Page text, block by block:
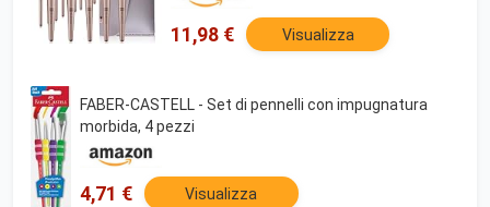
Regalo per Ragazze Donne Compleanno
San Valentino
11,98 € Visualizza
FABER-CASTELL - Set di pennelli con impugnatura
morbida, 4 pezzi
4,71 € Visualizza